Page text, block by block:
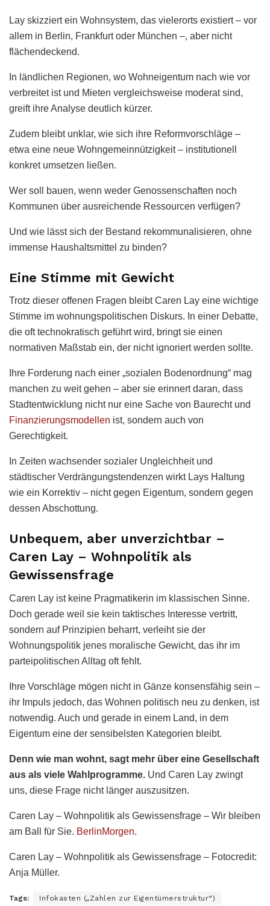
Lay skizziert ein Wohnsystem, das vielerorts existiert – vor
allem in Berlin, Frankfurt oder München –, aber nicht
flächendeckend.
In ländlichen Regionen, wo Wohneigentum nach wie vor
verbreitet ist und Mieten vergleichsweise moderat sind,
greift ihre Analyse deutlich kürzer.
Zudem bleibt unklar, wie sich ihre Reformvorschläge –
etwa eine neue Wohngemeinnützigkeit – institutionell
konkret umsetzen ließen.
Wer soll bauen, wenn weder Genossenschaften noch
Kommunen über ausreichende Ressourcen verfügen?
Und wie lässt sich der Bestand rekommunalisieren, ohne
immense Haushaltsmittel zu binden?
Eine Stimme mit Gewicht
Trotz dieser offenen Fragen bleibt Caren Lay eine wichtige
Stimme im wohnungspolitischen Diskurs. In einer Debatte,
die oft technokratisch geführt wird, bringt sie einen
normativen Maßstab ein, der nicht ignoriert werden sollte.
Ihre Forderung nach einer „sozialen Bodenordnung“ mag
manchen zu weit gehen – aber sie erinnert daran, dass
Stadtentwicklung nicht nur eine Sache von Baurecht und
Finanzierungsmodellen ist, sondern auch von
Gerechtigkeit.
In Zeiten wachsender sozialer Ungleichheit und
städtischer Verdrängungstendenzen wirkt Lays Haltung
wie ein Korrektiv – nicht gegen Eigentum, sondern gegen
dessen Abschottung.
Unbequem, aber unverzichtbar –
Caren Lay – Wohnpolitik als
Gewissensfrage
Caren Lay ist keine Pragmatikerin im klassischen Sinne.
Doch gerade weil sie kein taktisches Interesse vertritt,
sondern auf Prinzipien beharrt, verleiht sie der
Wohnungspolitik jenes moralische Gewicht, das ihr im
parteipolitischen Alltag oft fehlt.
Ihre Vorschläge mögen nicht in Gänze konsensfähig sein –
ihr Impuls jedoch, das Wohnen politisch neu zu denken, ist
notwendig. Auch und gerade in einem Land, in dem
Eigentum eine der sensibelsten Kategorien bleibt.
Denn wie man wohnt, sagt mehr über eine Gesellschaft
aus als viele Wahlprogramme. Und Caren Lay zwingt
uns, diese Frage nicht länger auszusitzen.
Caren Lay – Wohnpolitik als Gewissensfrage – Wir bleiben
am Ball für Sie. BerlinMorgen.
Caren Lay – Wohnpolitik als Gewissensfrage – Fotocredit:
Anja Müller.
Tags: Infokasten („Zahlen zur Eigentümerstruktur“)